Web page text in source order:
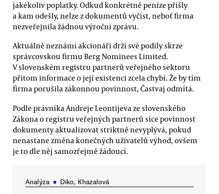
jakékoliv poplatky. Odkud konkrétně peníze přišly
a kam odešly, nelze z dokumentů vyčíst, neboť firma
nezveřejnila žádnou výroční zprávu.
Aktuálně neznámí akcionáři drží své podíly skrze
správcovskou firmu Berg Nominees Limited.
V slovenském registru partnerů veřejného sektoru
přitom informace o její existenci zcela chybí. Že by tím
firma porušila zákonnou povinnost, Častvaj odmítá.
Podle právníka Andreje Leontijeva ze slovenského
Zákona o registru veřejných partnerů sice povinnost
dokumenty aktualizovat striktně nevyplývá, pokud
nenastane změna konečných uživatelů výhod, ovšem
je to dle něj samozřejmě žádoucí.
Analýza ● Diko, Khazalová